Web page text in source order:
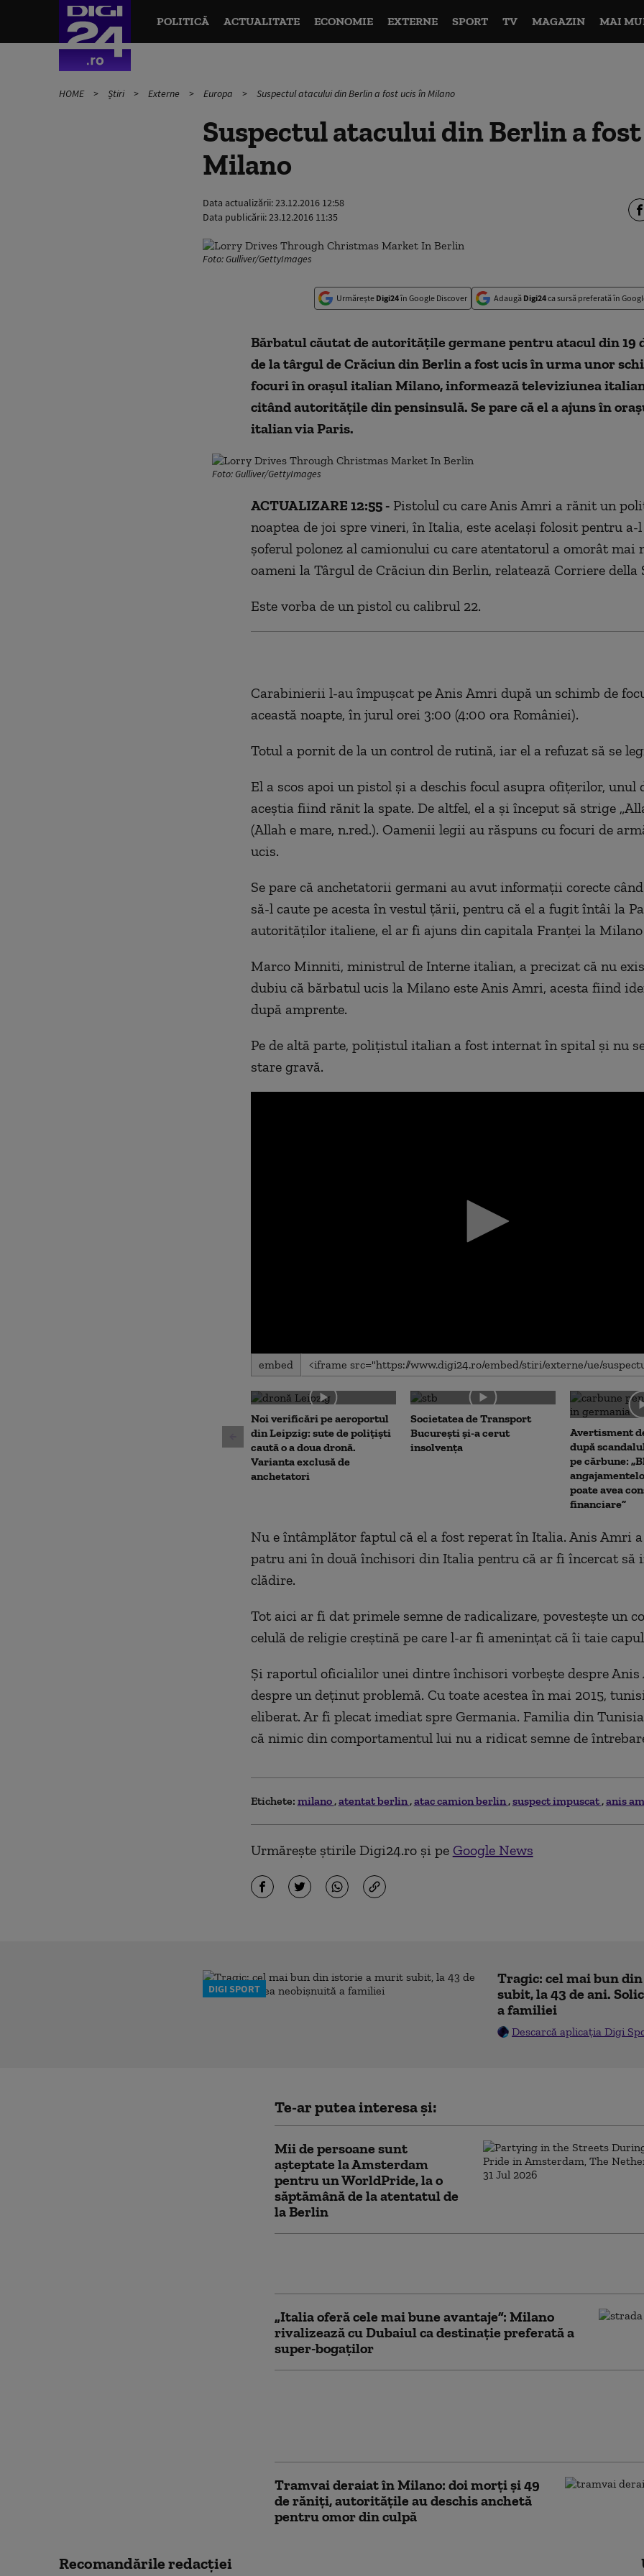
POLITICĂ ACTUALITATE ECONOMIE EXTERNE SPORT TV MAGAZIN MAI
HOME Știri Externe Europa Suspectul atacului din Berlin a fost ucis în Milano
Suspectul atacului din Berlin a
Milano
Data actualizării:23.12.2016 12:58
Data publicării:23.12.2016 11:35
Foto: Gulliver/GettyImages
Urmărește Digi24în Google Discover Adaugă Digi24ca sursă preferată în
Bărbatul căutat de autoritățile germane pentru atacul din 19
de la târgul de Crăciun din Berlin a fost ucis în urma unor
focuri în orașul italian Milano, informează televiziunea
citând autoritățile din pensinsulă. Se pare că el a ajuns în
italian via Paris.
Foto: Gulliver/GettyImages
ACTUALIZARE 12:55 -Pistolul cu care Anis Amri a rănit un
noaptea de joi spre vineri, în Italia, este acelaşi folosit pentru a-
şoferul polonez al camionului cu care atentatorul a omorât mai
oameni la Târgul de Crăciun din Berlin, relatează Corriere della
Este vorba de un pistol cu calibrul 22.
Carabinierii l-au împușcat pe Anis Amri după un schimb de
această noapte, în jurul orei 3:00 (4:00 ora României).
Totul a pornit de la un control de rutină, iar el a refuzat să se
El a scos apoi un pistol şi a deschis focul asupra ofiţerilor, unul
aceştia fiind rănit la spate. De altfel, el a și început să strige
(Allah e mare, n.red.). Oamenii legii au răspuns cu focuri de
ucis.
Se pare că anchetatorii germani au avut informații corecte
să-l caute pe acesta în vestul țării, pentru că el a fugit întâi la
autorităților italiene, el ar fi ajuns din capitala Franței la
Marco Minniti, ministrul de Interne italian, a precizat că nu
dubiu că bărbatul ucis la Milano este Anis Amri, acesta fiind
după amprente.
Pe de altă parte, polițistul italian a fost internat în spital și nu
stare gravă.
0
seconds
0
secondsVolume
90%
embed
Noi verificări pe aeroportul
din Leipzig: sute de polițiști
caută o a doua dronă.
Varianta exclusă de
anchetatori
Societatea de Transport
București și-a cerut
insolvența
Avertisment
după
pe cărbune:
poate avea
financiare”
Nu e întâmplător faptul că el a fost reperat în Italia. Anis Amri
patru ani în două închisori din Italia pentru că ar fi încercat să
clădire.
Tot aici ar fi dat primele semne de radicalizare, povesteşte un
celulă de religie creştină pe care l-ar fi ameninţat că îi taie
Şi raportul oficialilor unei dintre închisori vorbeşte despre Anis
despre un deţinut problemă. Cu toate acestea în mai 2015,
eliberat. Ar fi plecat imediat spre Germania. Familia din
că nimic din comportamentul lui nu a ridicat semne de
Etichete: milano atentat berlin atac camion berlin suspect impuscat anis
Urmărește știrile Digi24.ro și pe Google News
DIGI SPORT
Tragic: cel mai bun
subit, la 43 de ani.
a familiei
Descarcă aplicația Digi
Te-ar putea interesa și:
Mii de persoane sunt
aşteptate la Amsterdam
pentru un WorldPride, la o
săptămână de la atentatul de
la Berlin
„Italia oferă cele mai bune avantaje”: Milano
rivalizează cu Dubaiul ca destinație preferată a
super-bogaților
Tramvai deraiat în Milano: doi morți și 49
de răniți, autoritățile au deschis anchetă
pentru omor din culpă
Recomandările redacţiei